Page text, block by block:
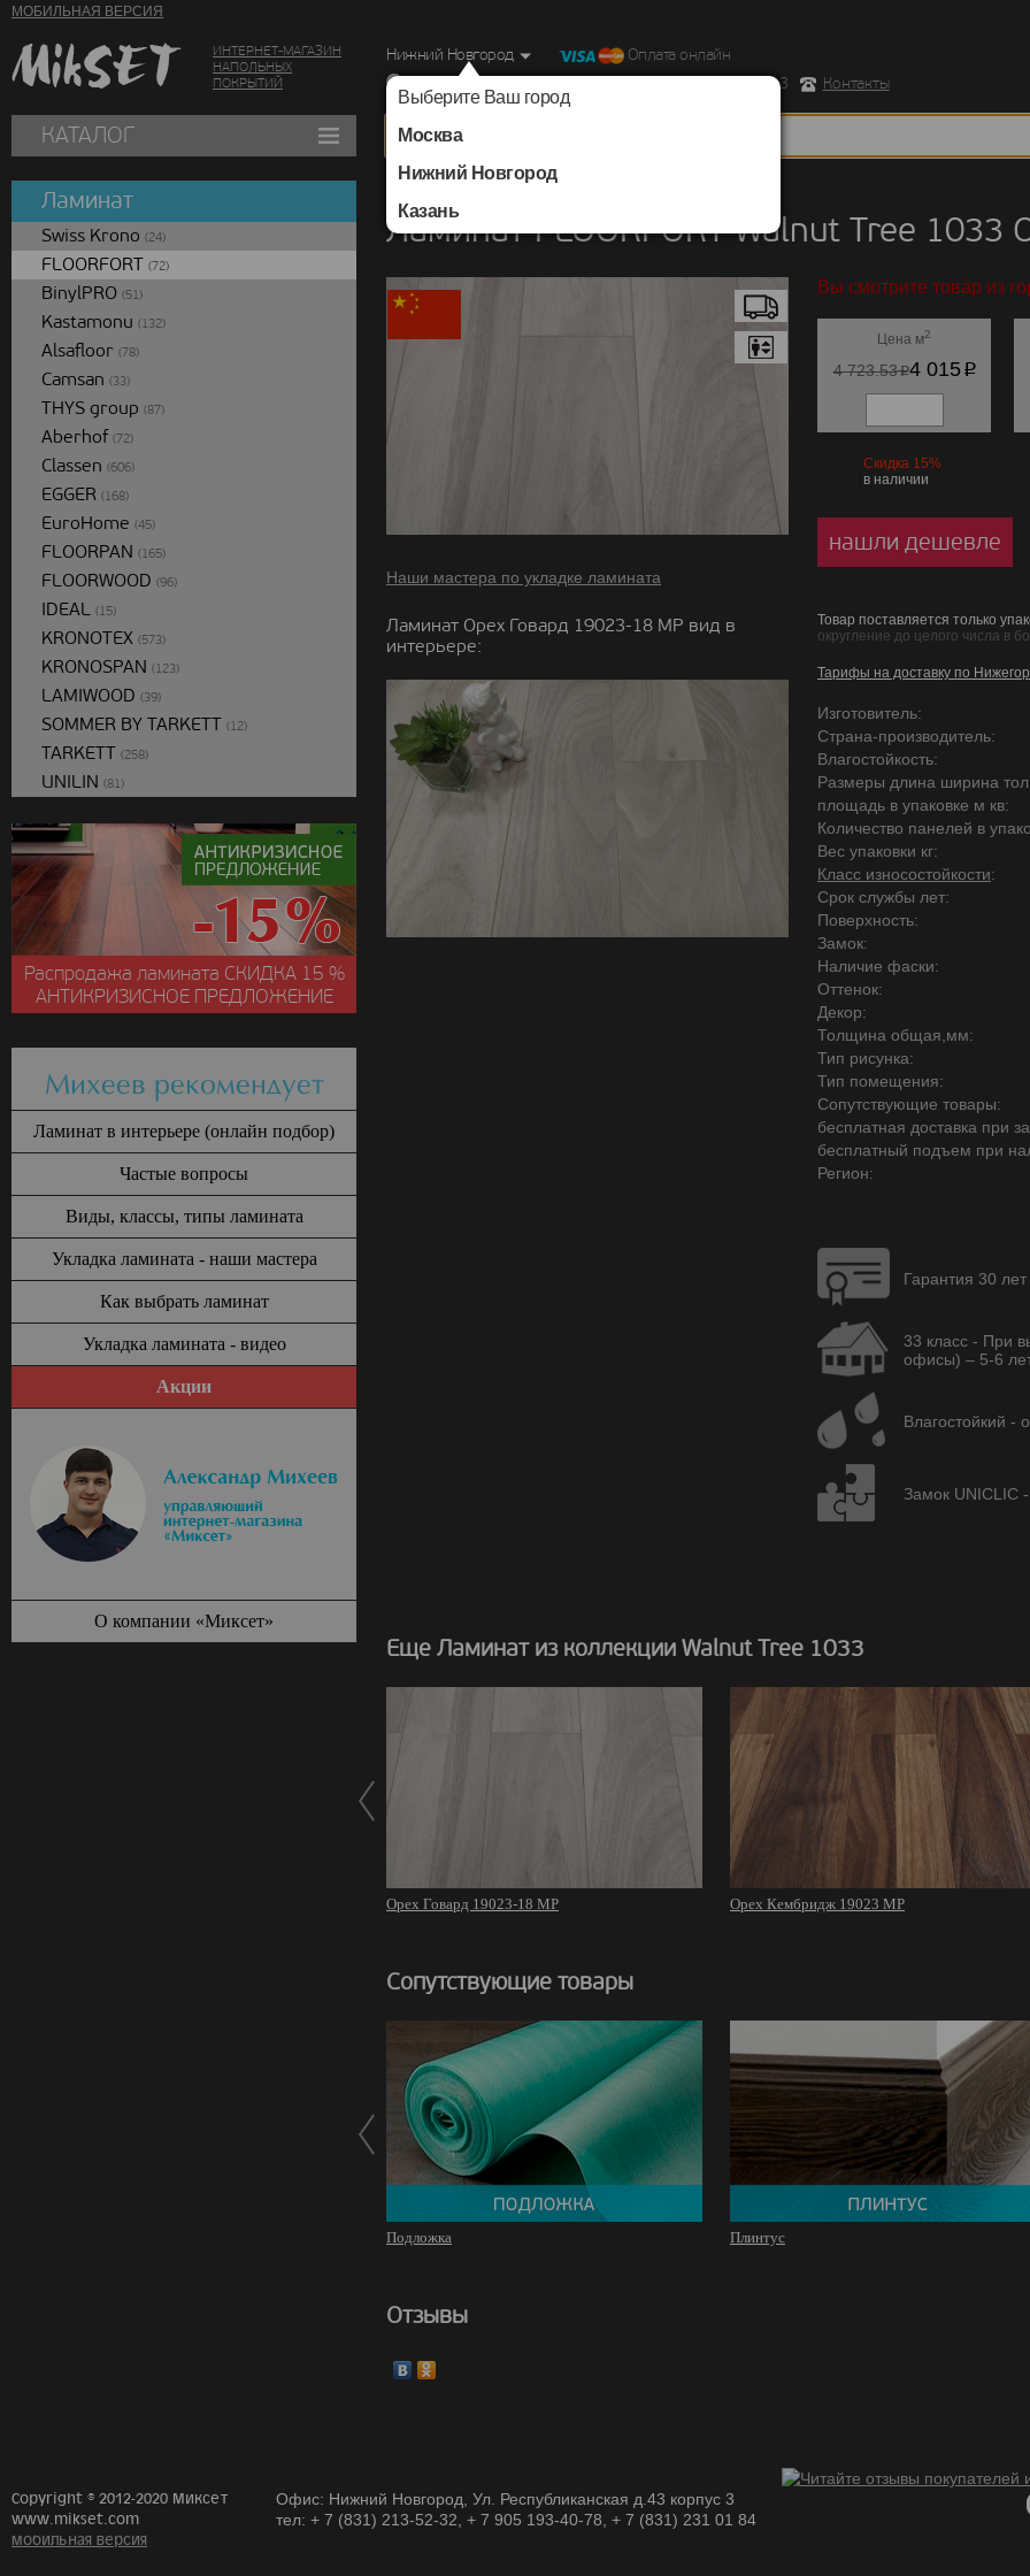
МОБИЛЬНАЯ ВЕРСИЯ
ИНТЕРНЕТ-МАГАЗИН
НАПОЛЬНЫХ
ПОКРЫТИЙ
Нижний Новгород
Выберите Ваш город
Москва
Нижний Новгород
Казань
Оплата онлайн
г. Нижний Новгород, Ул. Республиканская д.43 корпус 3
Контакты
КАТАЛОГ
Ламинат FLOORFORT Walnut Tree 1033
Наши мастера по укладке ламината
Ламинат Орех Говард 19023-18 MP вид в
интерьере:
Вы смотрите товар из
Цена м2
4 723.53p4 015p
Скидка 15%
в наличии
нашли дешевле
Товар поставляется только
округление до целого числа в
Тарифы на доставку по
Изготовитель:
Страна-производитель:
Влагостойкость:
Размеры длина ширина
площадь в упаковке м кв:
Количество панелей в
Вес упаковки кг:
Класс износостойкости:
Срок службы лет:
Поверхность:
Замок:
Наличие фаски:
Оттенок:
Декор:
Толщина общая,мм:
Тип рисунка:
Тип помещения:
Сопутствующие товары:
бесплатная доставка при
бесплатный подъем при
Регион:
Гарантия 30
33 класс - При
офисы) – 5-6
Влагостойкий -
Замок UNICLIC
Еще Ламинат из коллекции Walnut Tree 1033
Орех Говард 19023-18 MP Орех Кембридж 19023 MP
Сопутствующие товары
Подложка Плинтус
Отзывы
Ламинат
Swiss Krono (24)
FLOORFORT (72)
BinylPRO (51)
Kastamonu (132)
Alsafloor (78)
Camsan (33)
THYS group (87)
Aberhof (72)
Classen (606)
EGGER (168)
EuroHome (45)
FLOORPAN (165)
FLOORWOOD (96)
IDEAL (15)
KRONOTEX (573)
KRONOSPAN (123)
LAMIWOOD (39)
SOMMER BY TARKETT (12)
TARKETT (258)
UNILIN (81)
Распродажа ламината СКИДКА15 %
АНТИКРИЗИСНОЕ ПРЕДЛОЖЕНИЕ
Михеев рекомендует
Ламинат в интерьере (онлайн подбор)
Частые вопросы
Виды, классы, типы ламината
Укладка ламината - наши мастера
Как выбрать ламинат
Укладка ламината - видео
Акции
О компании «Миксет»
Copyright © 2012-2020 Миксет
www.mikset.com
мобильная версия
Офис: Нижний Новгород, Ул. Республиканская д.43 корпус 3
тел: + 7 (831) 213-52-32, + 7 905 193-40-78, + 7 (831) 231 01 84